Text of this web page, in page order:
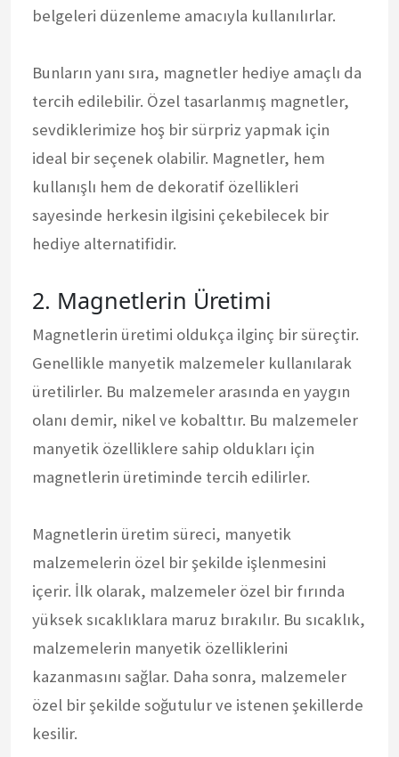
belgeleri düzenleme amacıyla kullanılırlar.
Bunların yanı sıra, magnetler hediye amaçlı da
tercih edilebilir. Özel tasarlanmış magnetler,
sevdiklerimize hoş bir sürpriz yapmak için
ideal bir seçenek olabilir. Magnetler, hem
kullanışlı hem de dekoratif özellikleri
sayesinde herkesin ilgisini çekebilecek bir
hediye alternatifidir.
2. Magnetlerin Üretimi
Magnetlerin üretimi oldukça ilginç bir süreçtir.
Genellikle manyetik malzemeler kullanılarak
üretilirler. Bu malzemeler arasında en yaygın
olanı demir, nikel ve kobalttır. Bu malzemeler
manyetik özelliklere sahip oldukları için
magnetlerin üretiminde tercih edilirler.
Magnetlerin üretim süreci, manyetik
malzemelerin özel bir şekilde işlenmesini
içerir. İlk olarak, malzemeler özel bir fırında
yüksek sıcaklıklara maruz bırakılır. Bu sıcaklık,
malzemelerin manyetik özelliklerini
kazanmasını sağlar. Daha sonra, malzemeler
özel bir şekilde soğutulur ve istenen şekillerde
kesilir.